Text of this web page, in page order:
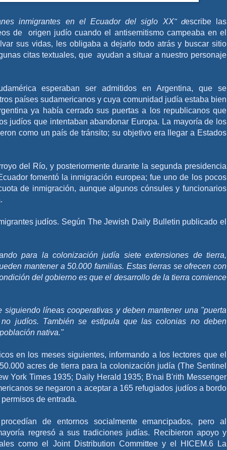
inmigrantes en el Ecuador del siglo XX" describe las
de origen judío cuando el antisemitismo campeaba en el
sus vidas, les obligaba a dejarlo todo atrás y buscar sitio
citas textuales, que ayudan a situar a nuestro personaje
esperaban ser admitidos en Argentina, que se
países sudamericanos y cuya comunidad judía estaba bien
ya había cerrado sus puertas a los republicanos que
judíos que intentaban abandonar Europa. La mayoría de los
como un país de tránsito; su objetivo era llegar a Estados
del Río, y posteriormente durante la segunda presidencia
fomentó la inmigración europea; fue uno de los pocos
de inmigración, aunque algunos cónsules y funcionarios
judíos. Según The Jewish Daily Bulletin publicado el
para la colonización judía siete extensiones de tierra,
mantener a 50.000 familias. Estas tierras se ofrecen con
del gobierno es que el desarrollo de la tierra comience
líneas cooperativas y deben mantener una "puerta
judíos. También se estipula que las colonias no deben
nativa."
en los meses siguientes, informando a los lectores que el
acres de tierra para la colonización judía (The Sentinel
York Times 1935; Daily Herald 1935; B'nai B'rith Messenger
se negaron a aceptar a 165 refugiados judíos a bordo
de entrada.
de entornos socialmente emancipados, pero al
regresó a sus tradiciones judías. Recibieron apoyo y
como el Joint Distribution Committee y el HICEM.6 La